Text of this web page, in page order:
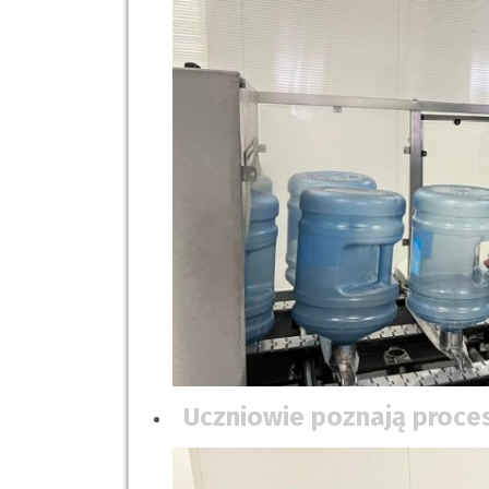
Uczniowie poznają